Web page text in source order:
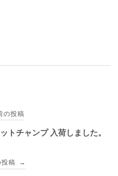
の投稿
トチャンプ 入荷しました。
投稿 →